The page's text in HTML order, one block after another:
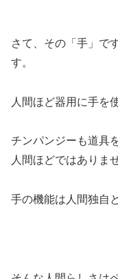
さて、その「手」で
す。
人間ほど器用に手を
チンパンジーも道具
人間ほどではありま
手の機能は人間独自